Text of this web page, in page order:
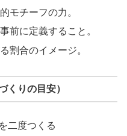
モチーフの力。
前に定義すること。
割合のイメージ。
くりの目安）
二度つくる